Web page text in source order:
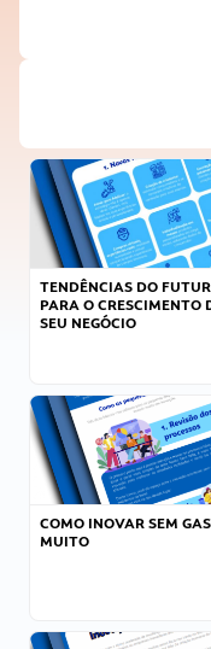
TENDÊNCIAS DO
PARA O CRESCIMENTO
SEU NEGÓCIO
COMO INOVAR SEM
MUITO